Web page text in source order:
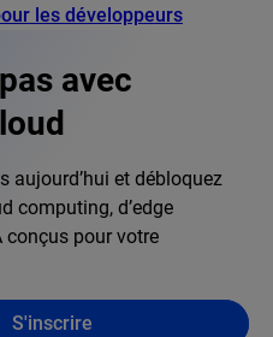
les développeurs
avec
aujourd’hui et débloquez
computing, d’edge
conçus pour votre
S'inscrire